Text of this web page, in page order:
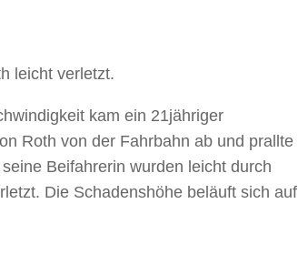
leicht verletzt.
kam ein 21jähriger
Roth von der Fahrbahn ab und prallte
Beifahrerin wurden leicht durch
Die Schadenshöhe beläuft sich auf